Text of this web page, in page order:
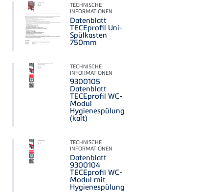
TECHNISCHE
INFORMATIONEN
Datenblatt
TECEprofil Uni-
Spülkasten
750mm
TECHNISCHE
INFORMATIONEN
9300105
Datenblatt
TECEprofil WC-
Modul
Hygienespülung
(kalt)
TECHNISCHE
INFORMATIONEN
Datenblatt
9300104
TECEprofil WC-
Modul mit
Hygienespülung